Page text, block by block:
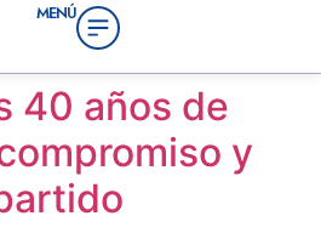
MENÚ
40 años de
y